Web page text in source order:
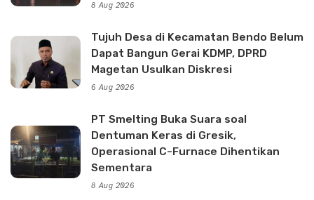
8 Aug 2026
Tujuh Desa di Kecamatan Bendo Belum
Dapat Bangun Gerai KDMP, DPRD
Magetan Usulkan Diskresi
6 Aug 2026
PT Smelting Buka Suara soal
Dentuman Keras di Gresik,
Operasional C-Furnace Dihentikan
Sementara
8 Aug 2026